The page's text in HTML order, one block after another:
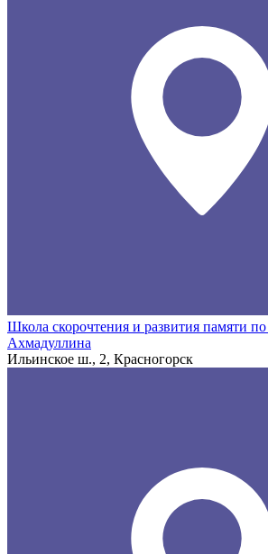
Школа скорочтения и развития памяти
Ахмадуллина
Ильинское ш., 2, Красногорск